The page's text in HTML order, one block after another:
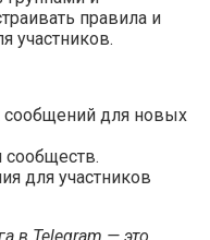
правила и
участников.
сообщений для новых
сообществ.
для участников
в Telegram — это